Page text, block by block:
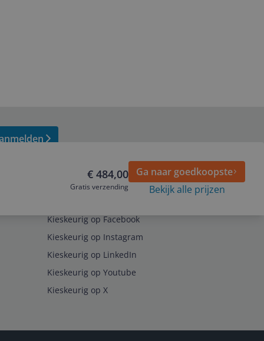
€ 484,00
Gratis verzending
Ga naar goedkoopste
Bekijk alle prijzen
Kieskeurig op Facebook
Kieskeurig op Instagram
Kieskeurig op LinkedIn
Kieskeurig op Youtube
Kieskeurig op X